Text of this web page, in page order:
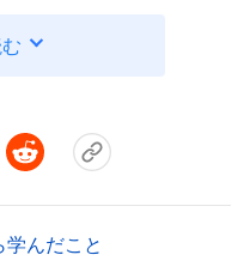
がどれほど正しくと
じ合ったり話し合った
とさえしません。まる
他人の言うことに耳
んだこと